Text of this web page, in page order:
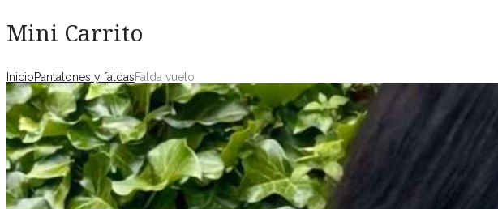
Mini Carrito
InicioPantalones y faldasFalda vuelo